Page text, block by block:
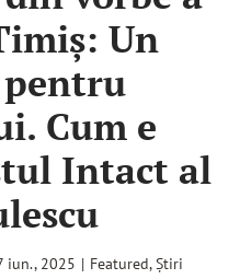
Un
Cum e
Intact al
iun., 2025 | Featured,Știri